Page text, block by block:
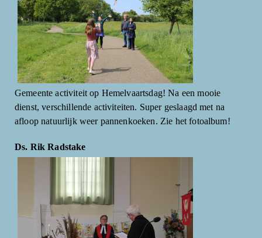
Gemeente activiteit op Hemelvaartsdag! Na een mooie
dienst, verschillende activiteiten. Super geslaagd met na
afloop natuurlijk weer pannenkoeken. Zie het fotoalbum!
Ds. Rik Radstake